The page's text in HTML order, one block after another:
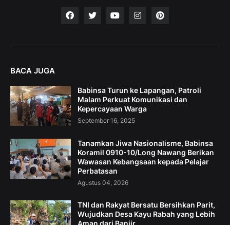
BACA JUGA
Babinsa Turun ke Lapangan, Patroli
Malam Perkuat Komunikasi dan
Kepercayaan Warga
September 16, 2025
Tanamkan Jiwa Nasionalisme, Babinsa
Koramil 0910-10/Long Nawang Berikan
Wawasan Kebangsaan kepada Pelajar
Perbatasan
Agustus 04, 2026
TNI dan Rakyat Bersatu Bersihkan Parit,
Wujudkan Desa Kayu Rabah yang Lebih
Aman dari Banjir